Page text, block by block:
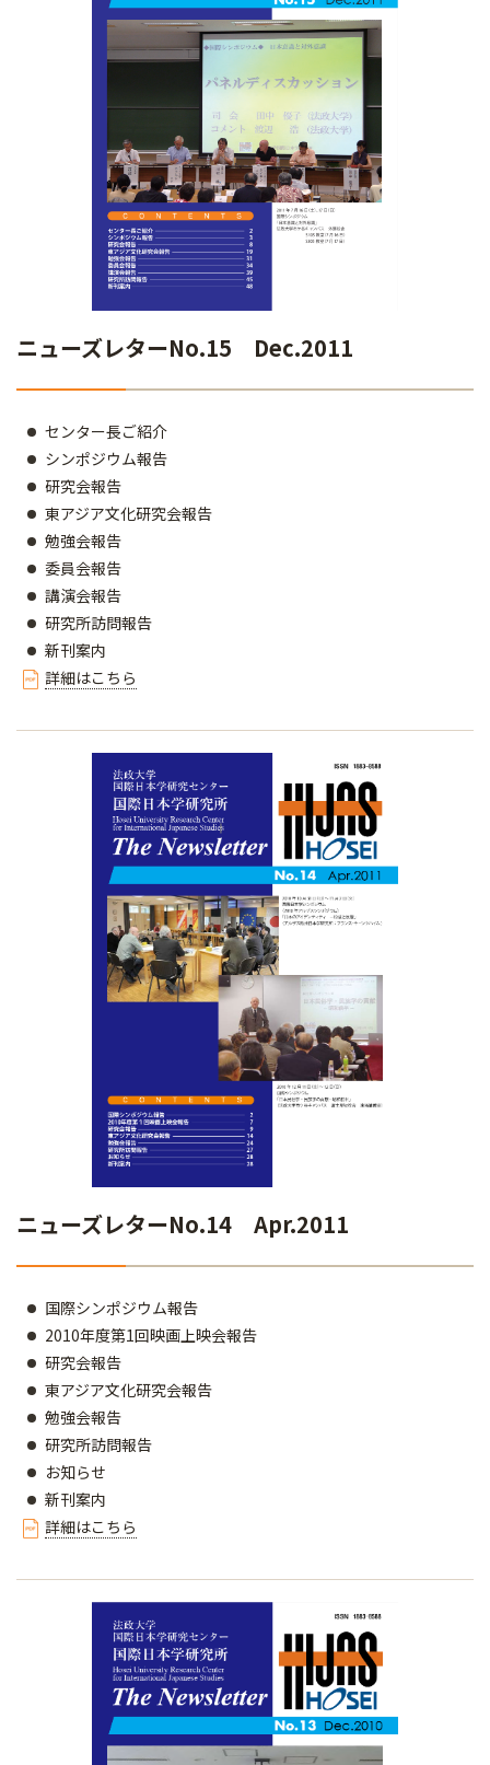
ニューズレターNo.15 Dec.2011
センター長ご紹介
シンポジウム報告
研究会報告
東アジア文化研究会報告
勉強会報告
委員会報告
講演会報告
研究所訪問報告
新刊案内
詳細はこちら
ニューズレターNo.14 Apr.2011
国際シンポジウム報告
2010年度第1回映画上映会報告
研究会報告
東アジア文化研究会報告
勉強会報告
研究所訪問報告
お知らせ
新刊案内
詳細はこちら